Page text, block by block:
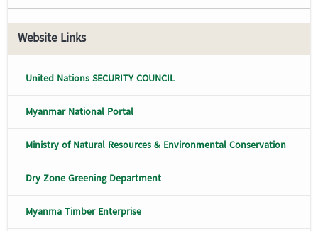
Website Links
United Nations SECURITY COUNCIL
Myanmar National Portal
Ministry of Natural Resources & Environmental Conservation
Dry Zone Greening Department
Myanma Timber Enterprise